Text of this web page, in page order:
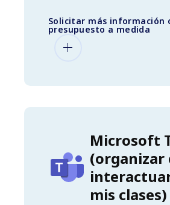
Solicitar más información
presupuesto a medida
Microsoft
(organizar
mis clases)